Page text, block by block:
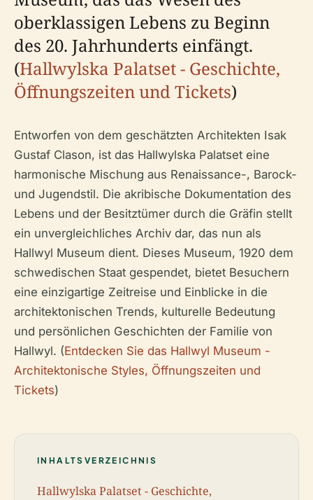
oberklassigen Lebens zu Beginn
des 20. Jahrhunderts einfängt.
(Hallwylska Palatset - Geschichte,
Öffnungszeiten und Tickets)
Entworfen von dem geschätzten Architekten Isak
Gustaf Clason, ist das Hallwylska Palatset eine
harmonische Mischung aus Renaissance-, Barock-
und Jugendstil. Die akribische Dokumentation des
Lebens und der Besitztümer durch die Gräfin stellt
ein unvergleichliches Archiv dar, das nun als
Hallwyl Museum dient. Dieses Museum, 1920 dem
schwedischen Staat gespendet, bietet Besuchern
eine einzigartige Zeitreise und Einblicke in die
architektonischen Trends, kulturelle Bedeutung
und persönlichen Geschichten der Familie von
Hallwyl. (Entdecken Sie das Hallwyl Museum -
Architektonische Styles, Öffnungszeiten und
Tickets)
INHALTSVERZEICHNIS
Hallwylska Palatset - Geschichte,